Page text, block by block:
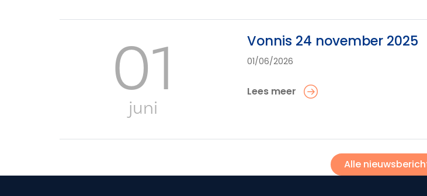
01
juni
Vonnis 24 november 2025
01/06/2026
Lees meer
Alle